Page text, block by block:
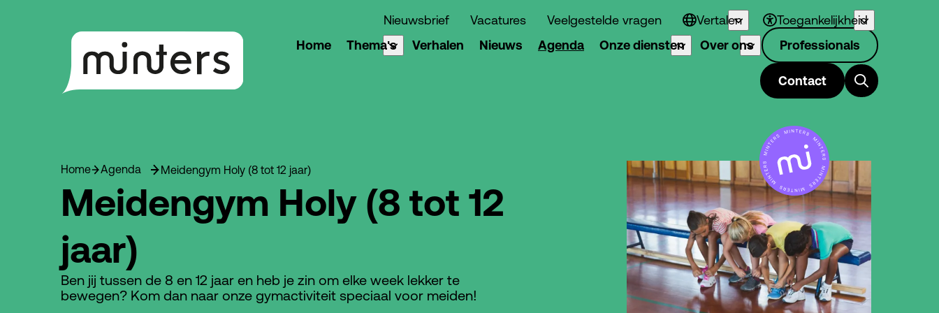
Nieuwsbrief Vacatures Veelgestelde vragen Vertalen
Toegankelijkheid
Home
Thema's Verhalen Nieuws Agenda Onze diensten Over ons Professionals
Contact
Meidengym Holy (8 tot 12
jaar)
Ben jij tussen de 8 en 12 jaar en heb je zin om elke week lekker te
bewegen? Kom dan naar onze gymactiviteit speciaal voor meiden!
Home Agenda Meidengym Holy (8 tot 12 jaar)